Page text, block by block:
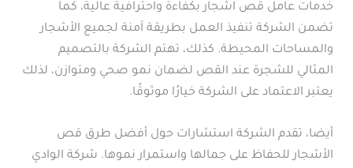
خدمات عامل قص اشجار بكفاءة واحترافية عالية، كما
تضمن الشركة تنفيذ العمل بطريقة آمنة لجميع الأشجار
والمساحات المحيطة. كذلك، تهتم الشركة بالتصميم
المثالي للشجرة عند القص لضمان نمو صحي ومتوازن، لذلك
يعتبر الاعتماد على الشركة خيارًا موثوقًا.
أيضا، تقدم الشركة استشارات حول أفضل طرق قص
الأشجار للحفاظ على جمالها واستمرار نموها. شركة الوادي